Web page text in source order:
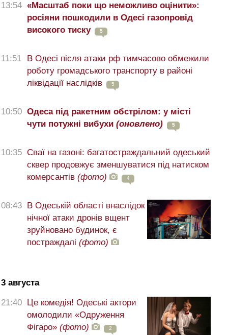
13:54 «Масштаб поки що неможливо оцінити»:
росіяни пошкодили в Одесі газопровід
високого тиску
5
11:51
В Одесі після атаки рф тимчасово обмежили
роботу громадського транспорту в районі
ліквідації наслідків
5
10:50 Одеса під ракетним обстрілом: у місті
чути потужні вибухи (оновлено) 5
10:35 Сваї на газоні: багатостраждальний одеський
сквер продовжує зменшуватися під натиском
комерсантів (фото) 4
08:43 В Одеській області внаслідок
нічної атаки дронів вщент
зруйновано будинок, є
постраждалі (фото)
3 августа
21:40 Це комедія! Одеські актори
омолодили «Одруження
Фігаро» (фото) 2